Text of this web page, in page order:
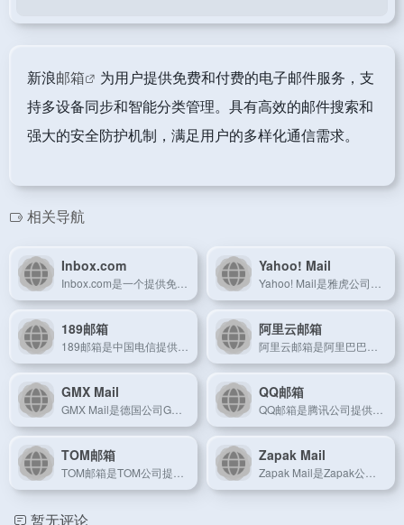
新浪邮箱
为用户提供免费和付费的电子邮件服务，支
持多设备同步和智能分类管理。具有高效的邮件搜索和
强大的安全防护机制，满足用户的多样化通信需求。
相关导航
Inbox.com Yahoo! Mail
189邮箱 阿里云邮箱
GMX Mail QQ邮箱
TOM邮箱 Zapak Mail
暂无评论